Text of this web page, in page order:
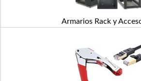
Armarios Rack y